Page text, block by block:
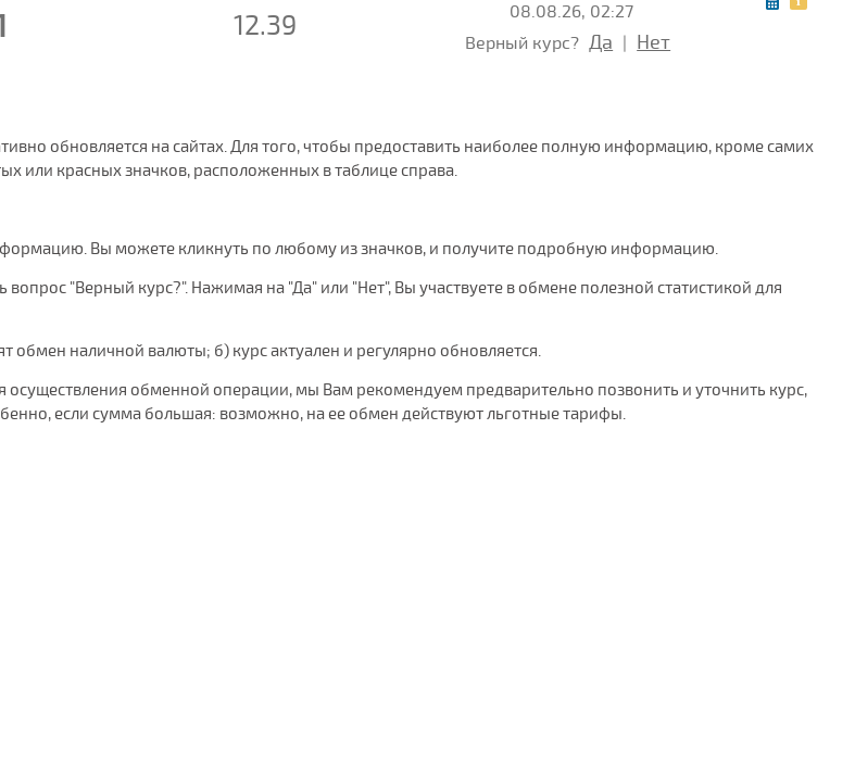
12.39
08.08.26, 02:27
Верный курс? Да Нет
обновляется на сайтах. Для того, чтобы предоставить наиболее полную информацию, кроме самих
или красных значков, расположенных в таблице справа.
Вы можете кликнуть по любому из значков, и получите подробную информацию.
"Верный курс?". Нажимая на "Да" или "Нет", Вы участвуете в обмене полезной статистикой для
обмен наличной валюты; б) курс актуален и регулярно обновляется.
осуществления обменной операции, мы Вам рекомендуем предварительно позвонить и уточнить курс,
если сумма большая: возможно, на ее обмен действуют льготные тарифы.